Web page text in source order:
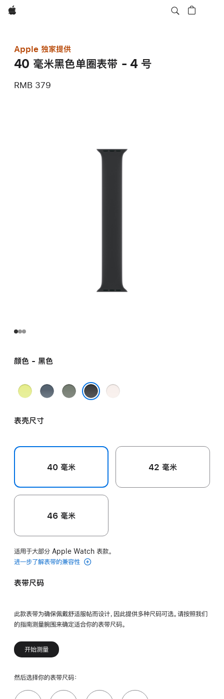
Apple
Apple 独家提供
40 毫米黑色单圈表带 - 4 号
RMB 379
颜色 - 黑色
霓
黄
铁
蓝
灰
淡
表壳尺寸
40 毫米 42 毫米
46 毫米
适用于大部分 Apple Watch 表款。
进一步了解表带的兼容性
表带尺码
此款表带为确保佩戴舒适服帖而设计，因此提供多种尺码可选。请按照我们
的指南测量腕围来确定适合你的表带尺码。
开始测量
然后选择你的表带尺码：